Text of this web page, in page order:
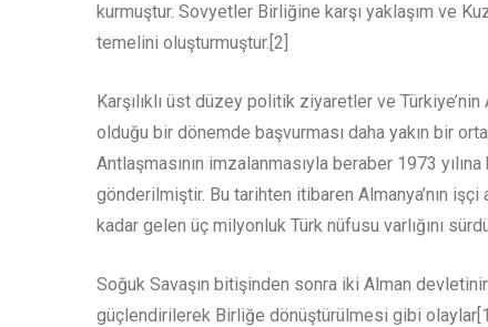
kurmuştur. Sovyetler Birliğine karşı yaklaşım ve
temelini oluşturmuştur.[2]
Karşılıklı üst düzey politik ziyaretler ve
olduğu bir dönemde başvurması daha yakın bir
Antlaşmasının imzalanmasıyla beraber 1973
gönderilmiştir. Bu tarihten itibaren Almanya’nın
kadar gelen üç milyonluk Türk nüfusu varlığını
Soğuk Savaşın bitişinden sonra iki Alman
güçlendirilerek Birliğe dönüştürülmesi gibi